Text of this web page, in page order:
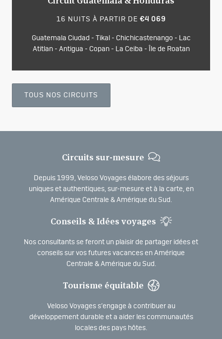
16 NUITS À PARTIR DE €4 069
Guatemala Ciudad - Tikal - Chichicastenango - Lac
Atitlan - Antigua - Copan - La Ceiba - Île de Roatan
TOUS NOS CIRCUITS
Circuits sur-mesure
Depuis 1999, Veloso Voyages élabore des séjours
uniques et authentiques, sur-mesure et à la carte, en
Amérique Centrale & Amérique du Sud.
Conseils & Idées voyages
Nos consultants se feront un plaisir de partager idées et
conseils sur vos futures vacances en Amérique
Centrale & Amérique du Sud.
Tourisme équitable
Veloso Voyages s’engage à contribuer au
développement durable et a aider les communautés
locales des pays hôtes.